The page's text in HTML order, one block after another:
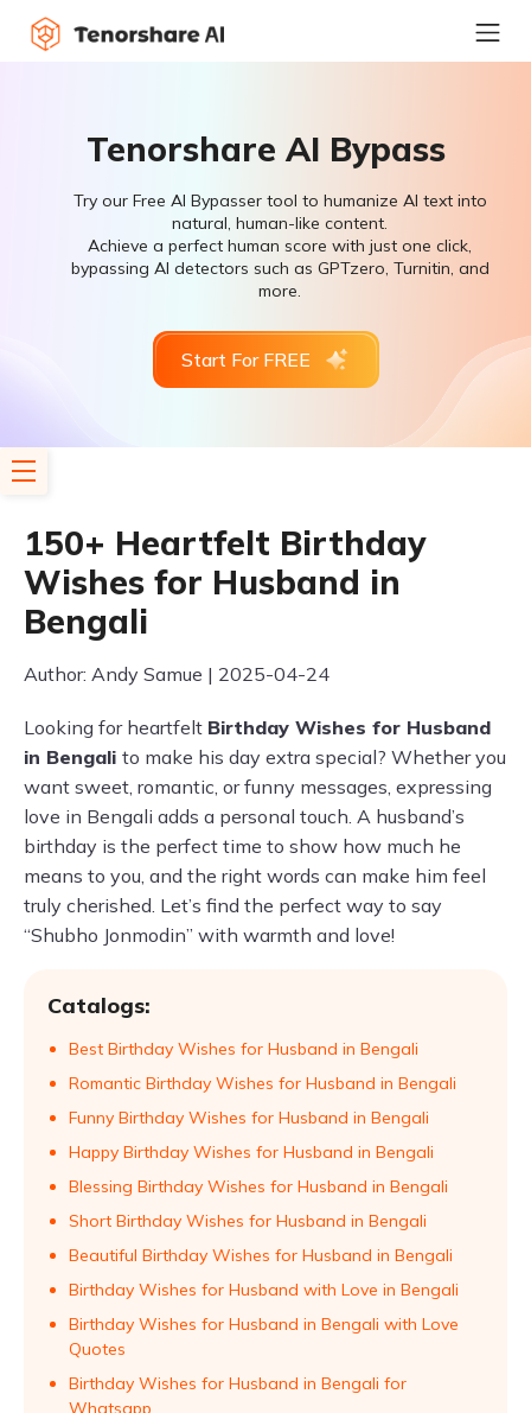
Tenorshare AI Bypass
Try our Free AI Bypasser tool to humanize AI text into
natural, human-like content.
Achieve a perfect human score with just one click,
bypassing AI detectors such as GPTzero, Turnitin, and
more.
Start For FREE
150+ Heartfelt Birthday
Wishes for Husband in
Bengali
Author: Andy Samue | 2025-04-24
Looking for heartfelt Birthday Wishes for Husband
in Bengali to make his day extra special? Whether you
want sweet, romantic, or funny messages, expressing
love in Bengali adds a personal touch. A husband’s
birthday is the perfect time to show how much he
means to you, and the right words can make him feel
truly cherished. Let’s find the perfect way to say
“Shubho Jonmodin” with warmth and love!
Catalogs:
Best Birthday Wishes for Husband in Bengali
Romantic Birthday Wishes for Husband in Bengali
Funny Birthday Wishes for Husband in Bengali
Happy Birthday Wishes for Husband in Bengali
Blessing Birthday Wishes for Husband in Bengali
Short Birthday Wishes for Husband in Bengali
Beautiful Birthday Wishes for Husband in Bengali
Birthday Wishes for Husband with Love in Bengali
Birthday Wishes for Husband in Bengali with Love
Quotes
Birthday Wishes for Husband in Bengali for
Whatsapp